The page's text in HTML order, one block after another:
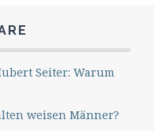
Seiter: Warum
weisen Männer?